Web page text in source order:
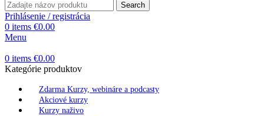
Search
Prihlásenie / registrácia
0 items €0.00
Menu
0 items €0.00
Kategórie produktov
Zdarma Kurzy, webináre a podcasty
Akciové kurzy
Kurzy naživo